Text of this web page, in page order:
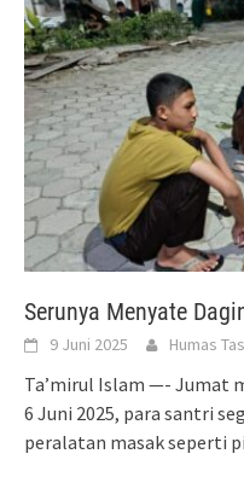
Serunya Menyate
9 Juni 2025 Humas
Ta’mirul Islam —- Jumat
6 Juni 2025, para santri
peralatan masak seperti